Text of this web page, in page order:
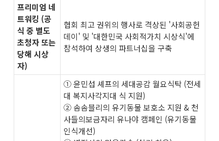
프리미엄 네
트워킹 (공
식 중 별도
초청자 또는
당해 시상
자)
협회 최고 권위의 행사로 격상된 '사회공헌
데이' 및 '대한민국 사회적가치 시상식'에
참석하여 상생의 파트너십을 구축
① 윤민섭 셰프의 세대공감 월요식탁 (전세
대 복지사각지대 식 지원)
​② 솜솜블리의 유기동물 보호소 지원 & 천
사들의보금자리 유나야 캠페인 (유기동물
인식개선)